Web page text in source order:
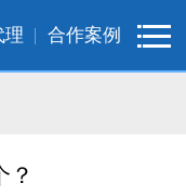
理 合作案例
？